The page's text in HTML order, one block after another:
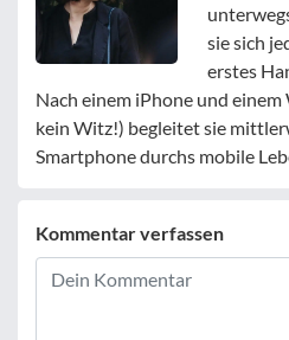
sie sich
erstes
Nach einem iPhone und einem
kein Witz!) begleitet sie
Smartphone durchs mobile
Kommentar verfassen